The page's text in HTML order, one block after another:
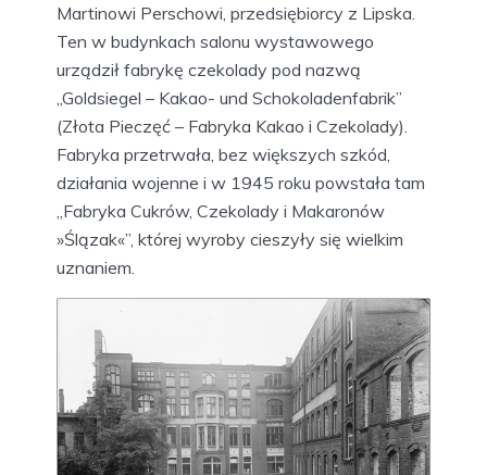
Martinowi Perschowi, przedsiębiorcy z Lipska.
Ten w budynkach salonu wystawowego
urządził fabrykę czekolady pod nazwą
„Goldsiegel – Kakao- und Schokoladenfabrik”
(Złota Pieczęć – Fabryka Kakao i Czekolady).
Fabryka przetrwała, bez większych szkód,
działania wojenne i w 1945 roku powstała tam
„Fabryka Cukrów, Czekolady i Makaronów
»Ślązak«”, której wyroby cieszyły się wielkim
uznaniem.